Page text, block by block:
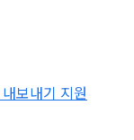
보내기 지원